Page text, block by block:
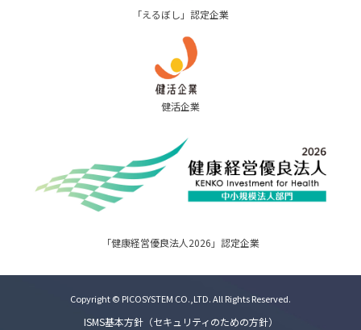
「えるぼし」認定企業
健活企業
「健康経営優良法人2026」認定企業
Copyright © PICOSYSTEM CO.,LTD. All Rights Reserved.
ISMS基本方針（セキュリティのための方針）